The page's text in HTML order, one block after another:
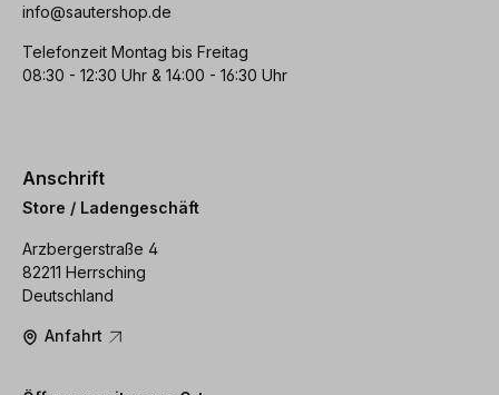
info@sautershop.de
Telefonzeit Montag bis Freitag
08:30 - 12:30 Uhr & 14:00 - 16:30 Uhr
Anschrift
Store / Ladengeschäft
Arzbergerstraße 4
82211 Herrsching
Deutschland
Anfahrt